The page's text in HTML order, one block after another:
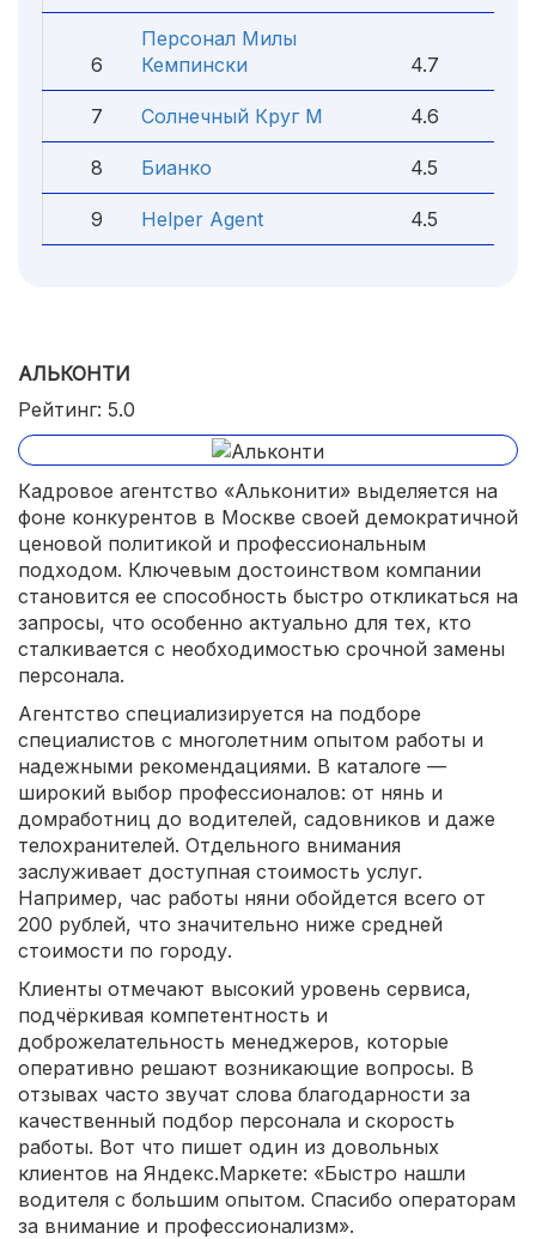
6
Персонал Милы
Кемпински
4.7
7 Солнечный Круг М 4.6
8 Бианко 4.5
9 Helper Agent 4.5
АЛЬКОНТИ
Рейтинг: 5.0
Кадровое агентство «Альконити» выделяется на
фоне конкурентов в Москве своей демократичной
ценовой политикой и профессиональным
подходом. Ключевым достоинством компании
становится ее способность быстро откликаться на
запросы, что особенно актуально для тех, кто
сталкивается с необходимостью срочной замены
персонала.
Агентство специализируется на подборе
специалистов с многолетним опытом работы и
надежными рекомендациями. В каталоге —
широкий выбор профессионалов: от нянь и
домработниц до водителей, садовников и даже
телохранителей. Отдельного внимания
заслуживает доступная стоимость услуг.
Например, час работы няни обойдется всего от
200 рублей, что значительно ниже средней
стоимости по городу.
Клиенты отмечают высокий уровень сервиса,
подчёркивая компетентность и
доброжелательность менеджеров, которые
оперативно решают возникающие вопросы. В
отзывах часто звучат слова благодарности за
качественный подбор персонала и скорость
работы. Вот что пишет один из довольных
клиентов на Яндекс.Маркете: «Быстро нашли
водителя с большим опытом. Спасибо операторам
за внимание и профессионализм».